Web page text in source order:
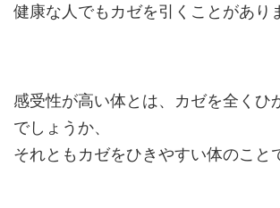
健康な人でもカゼを引くことがあり
感受性が高い体とは、カゼを全くひ
でしょうか、
それともカゼをひきやすい体のこと